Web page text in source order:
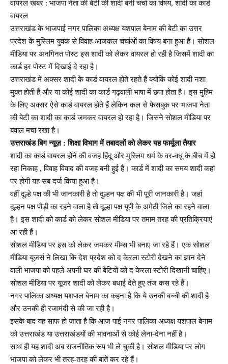
वायरल खबर : भाजपा नेता की बेटी की शादी बनी चर्चा का विषय, शादी का कार्ड
वायरल
उत्तराखंड के भाजपाई नगर पालिका अध्यक्ष यशपाल बेनाम की बेटी का उत्तर
प्रदेश के मुस्लिम युवक से विवाह आजकल चर्चाओं का विषय बना हुआ है। सोशल
मीडिया पर अनगिनत पोस्ट इस शादी को लेकर वायरल हो रही है जिसमें शादी का
कार्ड हर पोस्ट में दिखाई दे रहा है।
उत्तराखंड में अक्सर शादी के कार्ड वायरल होते रहते हैं क्योंकि कोई शादी नशा
मुक्त होती हैं और या कोई शादी का कार्ड गढ़वाली भाषा में छपा होता है। इस मुहिम
के लिए अक्सर ऐसे कार्ड वायरल होते हैं लेकिन कल से फेसबुक पर भाजपा नेता
की बेटी का शादी का कार्ड जमकर वायरल हो रहा है। जिसने सोशल मीडिया पर
बवाल मचा रखा है।
उत्तराखंड बिग न्यूज़ : शिक्षा विभाग में तबादलों को लेकर यह फार्मूला तैयार
शादी का कार्ड वायरल होने की वजह हिंदू और मुस्लिम धर्म के वर-वधू के बीच में हो
रहा निकाह , विवाह विवाद की वजह बनी हुई है। कार्ड में शादी का समय शादी कहां
पर होगी यह सब दर्ज किया हुआ है।
वहीं दूल्हे पक्ष की भी जानकारी है तो दुल्हन पक्ष की भी पूरी जानकारी है। जहां
दुल्हन पक्ष पौड़ी का रहने वाला है तो दूल्हा पक्ष यूपी के अमेठी जिले का रहने वाला
है। इस शादी को कार्ड को लेकर सोशल मीडिया पर तमाम तरह की प्रतिक्रियाएं
आ रही हैं।
सोशल मीडिया पर इस को लेकर जमकर मीम्स भी बनाए जा रहे हैं। एक सोशल
मीडिया यूजर्स ने लिखा कि देश प्रदेश को द केरला स्टोरी देखने का ज्ञान देने
वाली भाजपा को पहले अपनी घर की बेटियों को द केरला स्टोरी दिखानी चाहिए।
सोशल मीडिया पर यूजर शादी को लेकर बधाई देते हुए तंज कस रहे हैं।
नगर पालिका अध्यक्ष यशपाल बेनाम का कहना है कि ये उनकी बच्ची की शादी है
और उनकी ही रजामंदी से की जा रही है।
इसके बाद यह साफ हो जाता है कि आज पाई नगर पालिका अध्यक्ष यशपाल बेनाम
को उत्तराखंड या उत्तराखंडयों की भावनाओं से कोई लेना-देना नहीं है।
साथ ही यह शादी अब राजनीतिक रूप भी ले चुकी है। सोशल मीडिया पर लोग
भाजपा को लेकर भी तरह-तरह की बातें कर रहे हैं।